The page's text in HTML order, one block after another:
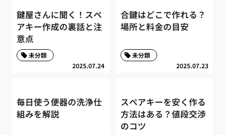
鍵屋さんに聞く！スペ
アキー作成の裏話と注
意点
2025.07.24
未分類
合鍵はどこで作れる？
場所と料金の目安
2025.07.23
未分類
毎日使う便器の洗浄仕
組みを解説
スペアキーを安く作る
方法はある？値段交渉
のコツ